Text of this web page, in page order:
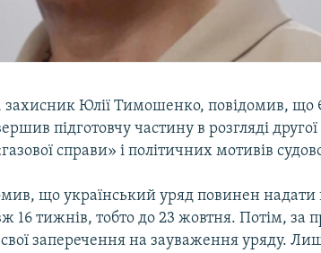
захисник Юлії Тимошенко, повідомив, що
підготовчу частину в розгляді
справи» і політичних мотивів
що український уряд повинен надати
16 тижнів, тобто до 23 жовтня. Потім, за
заперечення на зауваження уряду.